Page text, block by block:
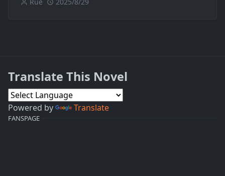
Translate This Novel
Powered by Translate
FANSPAGE